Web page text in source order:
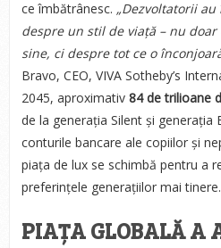
ce îmbătrânesc. „Dezvoltatorii
despre un stil de viață – nu
sine, ci despre tot ce o
Bravo, CEO, VIVA Sotheby’s
2045, aproximativ 84 de trilioane
de la generația Silent și generația
conturile bancare ale copiilor și
piața de lux se schimbă pentru a
preferințele generațiilor mai tinere.
PIAȚA GLOBALĂ A